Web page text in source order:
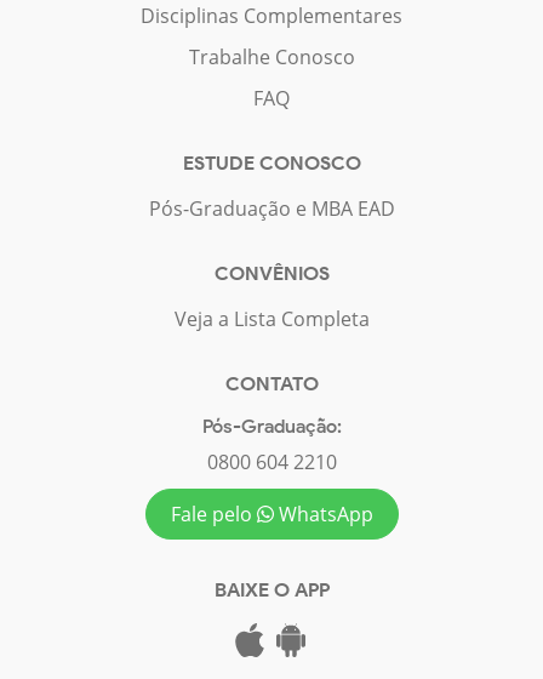
Disciplinas Complementares
Trabalhe Conosco
FAQ
ESTUDE CONOSCO
Pós-Graduação e MBA EAD
CONVÊNIOS
Veja a Lista Completa
CONTATO
Pós-Graduação:
0800 604 2210
Fale pelo
WhatsApp
BAIXE O APP